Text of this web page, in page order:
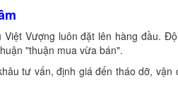
Vượng luôn đặt lên hàng đầu.
"thuận mua vừa bán".
tư vấn, định giá đến tháo dỡ,